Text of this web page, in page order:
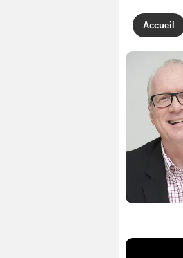
Accueil